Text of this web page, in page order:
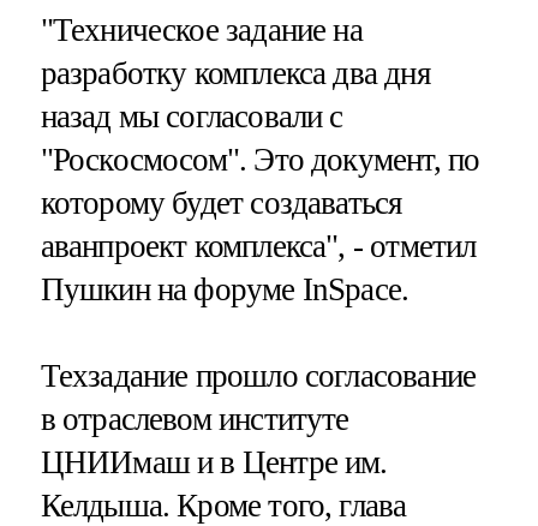
"Техническое задание на
разработку комплекса два дня
назад мы согласовали с
"Роскосмосом". Это документ, по
которому будет создаваться
аванпроект комплекса", - отметил
Пушкин на форуме InSpace.
Техзадание прошло согласование
в отраслевом институте
ЦНИИмаш и в Центре им.
Келдыша. Кроме того, глава